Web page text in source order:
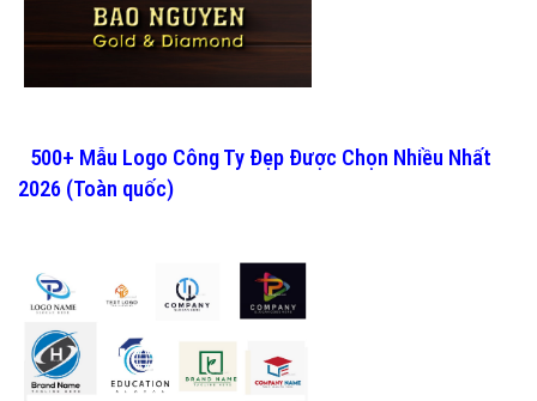
500+ Mẫu Logo Công Ty Đẹp Được Chọn Nhiều Nhất
2026 (Toàn quốc)